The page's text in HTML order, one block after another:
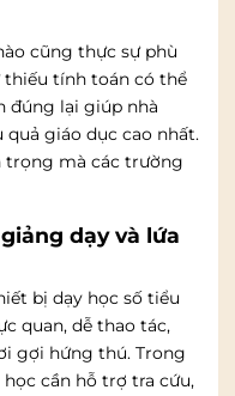
cũng thực sự phù
tính toán có thể
đúng lại giúp nhà
giáo dục cao nhất.
trọng mà các trường
dạy và lứa
bị dạy học số tiểu
quan, dễ thao tác,
gợi hứng thú. Trong
cần hỗ trợ tra cứu,